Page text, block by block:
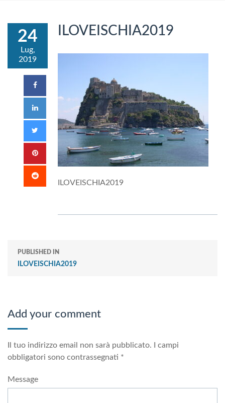
24
Lug,
2019
ILOVEISCHIA2019
ILOVEISCHIA2019
PUBLISHED IN
ILOVEISCHIA2019
Add your comment
Il tuo indirizzo email non sarà pubblicato. I campi
obbligatori sono contrassegnati *
Message